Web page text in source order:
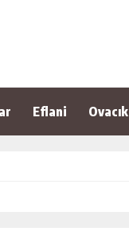
Eflani Ovacık